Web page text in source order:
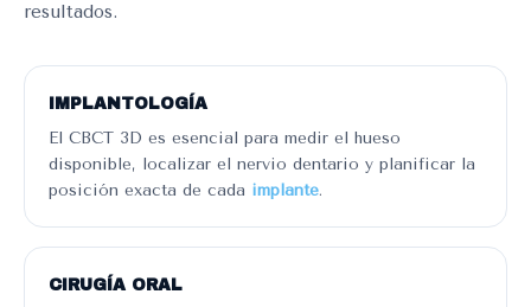
resultados.
IMPLANTOLOGÍA
El CBCT 3D es esencial para medir el hueso
disponible, localizar el nervio dentario y planificar la
posición exacta de cada implante.
CIRUGÍA ORAL